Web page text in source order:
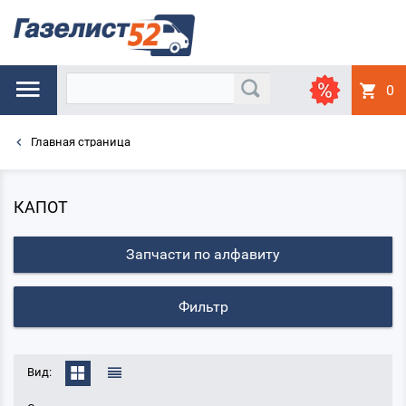
0
Главная страница
КАПОТ
Запчасти по алфавиту
Фильтр
Вид: